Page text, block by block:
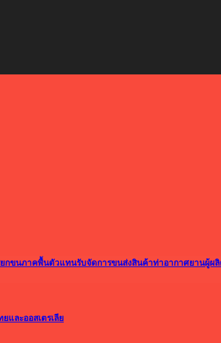
ยกขนภาคพื้นตัวแทนรับจัดการขนส่งสินค้าท่าอากาศยานผู้ผ
และออสเตรเลีย